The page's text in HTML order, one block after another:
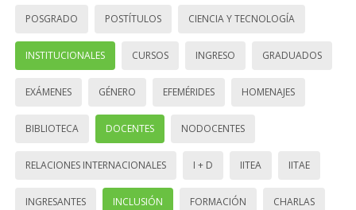
POSGRADO POSTÍTULOS CIENCIA Y TECNOLOGÍA
INSTITUCIONALES CURSOS INGRESO GRADUADOS
EXÁMENES GÉNERO EFEMÉRIDES HOMENAJES
BIBLIOTECA DOCENTES NODOCENTES
RELACIONES INTERNACIONALES I + D IITEA IITAE
INGRESANTES INCLUSIÓN FORMACIÓN CHARLAS